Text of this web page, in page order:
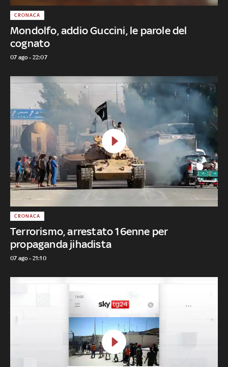
Mondolfo, addio Guccini, le parole del
cognato
CRONACA
07 ago - 22:07
Terrorismo, arrestato 16enne per
propaganda jihadista
CRONACA
07 ago - 21:10